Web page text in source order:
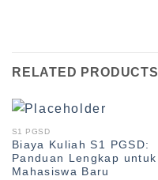
RELATED PRODUCTS
S1 PGSD
Biaya Kuliah S1 PGSD:
Panduan Lengkap untuk
Mahasiswa Baru